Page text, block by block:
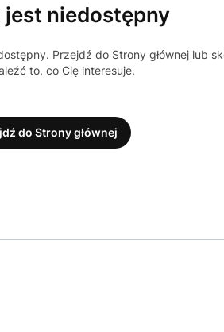
jest niedostępny
Przejdź do Strony głównej lub
to, co Cię interesuje.
do Strony głównej